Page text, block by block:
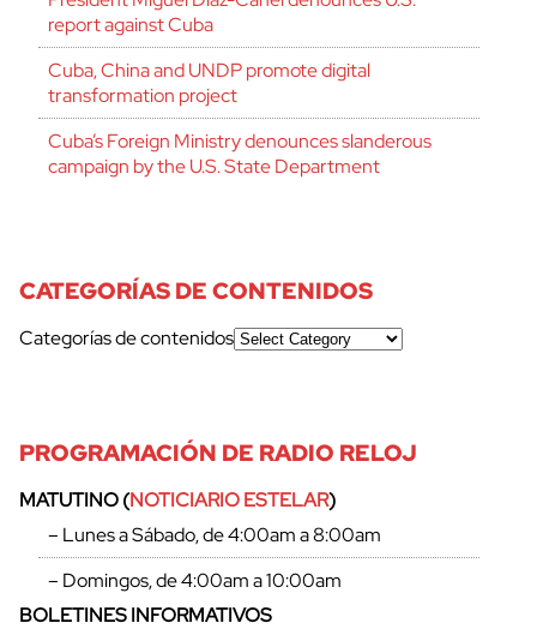
report against Cuba
Cuba, China and UNDP promote digital
transformation project
Cuba’s Foreign Ministry denounces slanderous
campaign by the U.S. State Department
CATEGORÍAS DE CONTENIDOS
Categorías de contenidos
PROGRAMACIÓN DE RADIO RELOJ
MATUTINO (NOTICIARIO ESTELAR)
– Lunes a Sábado, de 4:00am a 8:00am
– Domingos, de 4:00am a 10:00am
BOLETINES INFORMATIVOS